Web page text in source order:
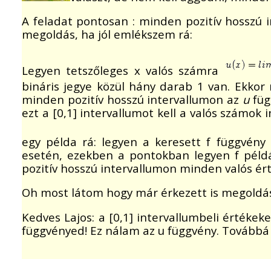
A feladat pontosan : minden pozitív hosszú
megoldás, ha jól emlékszem rá:
Legyen tetszőleges x valós számra
bináris jegye közül hány darab 1 van. Ekkor
minden pozitív hosszú intervallumon az u
ezt a [0,1] intervallumot kell a valós számok
egy példa rá: legyen a keresett f függvény
esetén, ezekben a pontokban legyen f
pozitív hosszú intervallumon minden valós
Oh most látom hogy már érkezett is
Kedves Lajos: a [0,1] intervallumbeli
függvényed! Ez nálam az u függvény.